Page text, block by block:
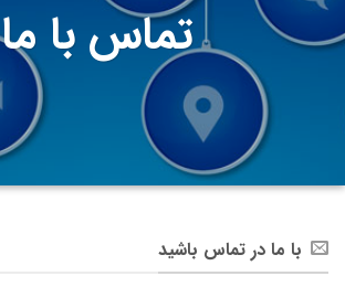
تماس با ما
با ما در تماس باشید